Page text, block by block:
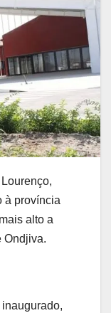
à província
alto a
Ondjiva.